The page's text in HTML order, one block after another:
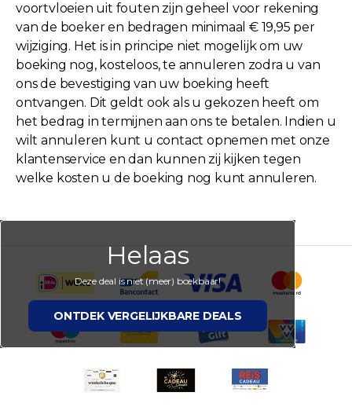
voortvloeien uit fouten zijn geheel voor rekening
van de boeker en bedragen minimaal € 19,95 per
wijziging. Het is in principe niet mogelijk om uw
boeking nog, kosteloos, te annuleren zodra u van
ons de bevestiging van uw boeking heeft
ontvangen. Dit geldt ook als u gekozen heeft om
het bedrag in termijnen aan ons te betalen. Indien u
wilt annuleren kunt u contact opnemen met onze
klantenservice en dan kunnen zij kijken tegen
welke kosten u de boeking nog kunt annuleren.
Helaas
Deze deal is niet (meer) boekbaar!
ONTDEK VERGELIJKBARE DEALS